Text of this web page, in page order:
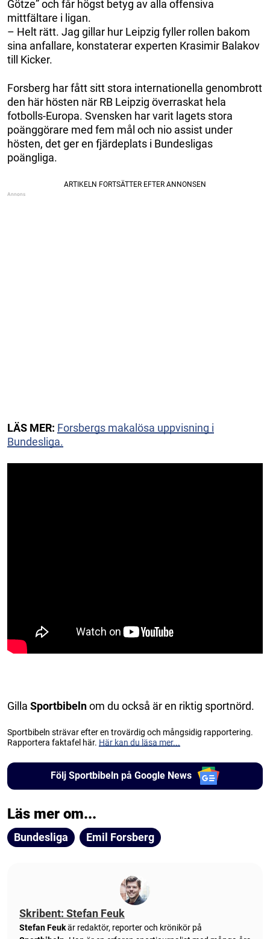
Götze” och får högst betyg av alla offensiva
mittfältare i ligan.
– Helt rätt. Jag gillar hur Leipzig fyller rollen bakom
sina anfallare, konstaterar experten Krasimir Balakov
till Kicker.
Forsberg har fått sitt stora internationella genombrott
den här hösten när RB Leipzig överraskat hela
fotbolls-Europa. Svensken har varit lagets stora
poänggörare med fem mål och nio assist under
hösten, det ger en fjärdeplats i Bundesligas
poängliga.
LÄS MER: Forsbergs makalösa uppvisning i
Bundesliga.
Gilla Sportbibelnom du också är en riktig sportnörd.
Sportbibeln strävar efter en trovärdig och mångsidig rapportering.
Rapportera faktafel här. Här kan du läsa mer...
Följ Sportbibeln på Google News
Läs mer om...
Bundesliga Emil Forsberg
Skribent: Stefan Feuk
Stefan Feukär redaktör, reporter och krönikör på